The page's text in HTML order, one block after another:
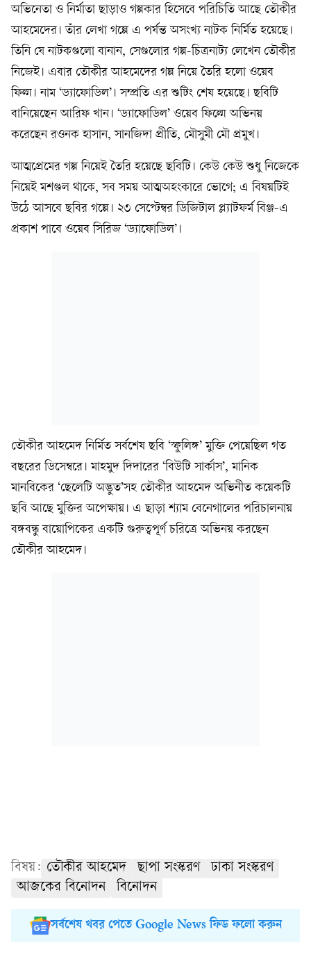
অভিনেতা ও নির্মাতা ছাড়াও গল্পকার হিসেবে পরিচিতি আছে তৌকীর
আহমেদের। তাঁর লেখা গল্পে এ পর্যন্ত অসংখ্য নাটক নির্মিত হয়েছে।
তিনি যে নাটকগুলো বানান, সেগুলোর গল্প-চিত্রনাট্য লেখেন তৌকীর
নিজেই। এবার তৌকীর আহমেদের গল্প নিয়ে তৈরি হলো ওয়েব
ফিল্ম। নাম ‘ড্যাফোডিল’। সম্প্রতি এর শুটিং শেষ হয়েছে। ছবিটি
বানিয়েছেন আরিফ খান। ‘ড্যাফোডিল’ ওয়েব ফিল্মে অভিনয়
করেছেন রওনক হাসান, সানজিদা প্রীতি, মৌসুমী মৌ প্রমুখ।
আত্মপ্রেমের গল্প নিয়েই তৈরি হয়েছে ছবিটি। কেউ কেউ শুধু নিজেকে
নিয়েই মশগুল থাকে, সব সময় আত্মঅহংকারে ভোগে; এ বিষয়টিই
উঠে আসবে ছবির গল্পে। ২৩ সেপ্টেম্বর ডিজিটাল প্ল্যাটফর্ম বিঞ্জ-এ
প্রকাশ পাবে ওয়েব সিরিজ ‘ড্যাফোডিল’।
তৌকীর আহমেদ নির্মিত সর্বশেষ ছবি ‘স্ফুলিঙ্গ’ মুক্তি পেয়েছিল গত
বছরের ডিসেম্বরে। মাহমুদ দিদারের ‘বিউটি সার্কাস’, মানিক
মানবিকের ‘ছেলেটি অদ্ভুত’সহ তৌকীর আহমেদ অভিনীত কয়েকটি
ছবি আছে মুক্তির অপেক্ষায়। এ ছাড়া শ্যাম বেনেগালের পরিচালনায়
বঙ্গবন্ধু বায়োপিকের একটি গুরুত্বপূর্ণ চরিত্রে অভিনয় করছেন
তৌকীর আহমেদ।
বিষয়: তৌকীর আহমেদ ছাপা সংস্করণ
ঢাকা সংস্করণ
আজকের বিনোদন
বিনোদন
সর্বশেষ খবর পেতে Google News ফিড ফলো করুন